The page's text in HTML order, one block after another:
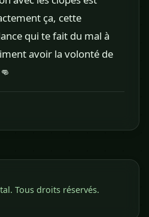
ça, cette
qui te fait du mal à
avoir la volonté de
Tous droits réservés.